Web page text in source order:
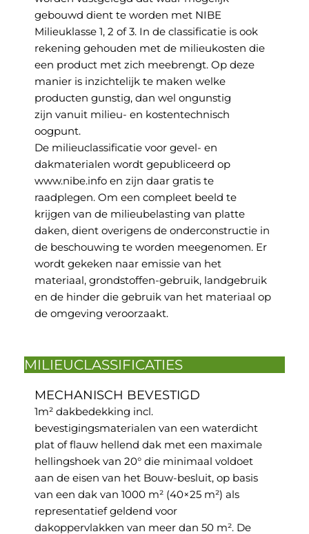
gebouwd dient te worden met NIBE
Milieuklasse 1, 2 of 3. In de classificatie is ook
rekening gehouden met de milieukosten die
een product met zich meebrengt. Op deze
manier is inzichtelijk te maken welke
producten gunstig, dan wel ongunstig
zijn vanuit milieu- en kostentechnisch
oogpunt.
De milieuclassificatie voor gevel- en
dakmaterialen wordt gepubliceerd op
www.nibe.info en zijn daar gratis te
raadplegen. Om een compleet beeld te
krijgen van de milieubelasting van platte
daken, dient overigens de onderconstructie in
de beschouwing te worden meegenomen. Er
wordt gekeken naar emissie van het
materiaal, grondstoffen-gebruik, landgebruik
en de hinder die gebruik van het materiaal op
de omgeving veroorzaakt.
MILIEUCLASSIFICATIES
MECHANISCH BEVESTIGD
1m² dakbedekking incl.
bevestigingsmaterialen van een waterdicht
plat of flauw hellend dak met een maximale
hellingshoek van 20° die minimaal voldoet
aan de eisen van het Bouw-besluit, op basis
van een dak van 1000 m² (40×25 m²) als
representatief geldend voor
dakoppervlakken van meer dan 50 m². De